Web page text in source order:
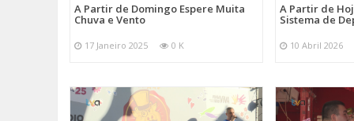
A Partir de Domingo Espere Muita
Chuva e Vento
17 Janeiro 2025 0 K
A Partir de
Sistema de
10 Abril 2026